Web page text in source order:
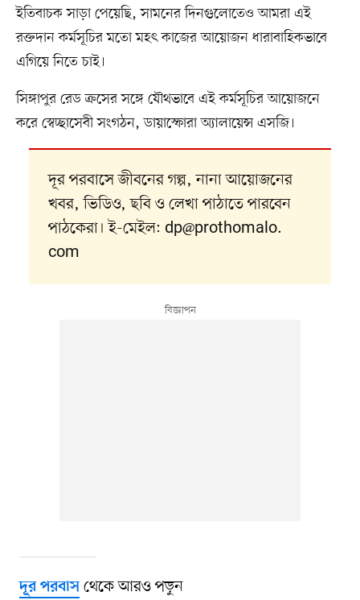
ইতিবাচক সাড়া পেয়েছি, সামনের দিনগুলোতেও আমরা এই
রক্তদান কর্মসূচির মতো মহৎ কাজের আয়োজন ধারাবাহিকভাবে
এগিয়ে নিতে চাই।
সিঙ্গাপুর রেড ক্রসের সঙ্গে যৌথভাবে এই কর্মসূচির আয়োজনে
করে স্বেচ্ছাসেবী সংগঠন, ডায়াস্ফোরা অ্যালায়েন্স এসজি।
দূর পরবাসে জীবনের গল্প, নানা আয়োজনের
খবর, ভিডিও, ছবি ও লেখা পাঠাতে পারবেন
পাঠকেরা। ই-মেইল: dp@prothomalo.
com
দূর পরবাসথেকে আরও পড়ুন